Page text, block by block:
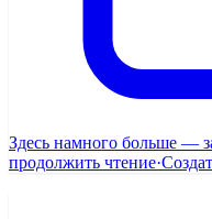
Здесь намного больше —
продолжить чтение·